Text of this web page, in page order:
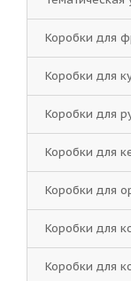
Коробки для
Коробки для
Коробки для
Коробки для
Коробки для
Коробки для
Коробки для